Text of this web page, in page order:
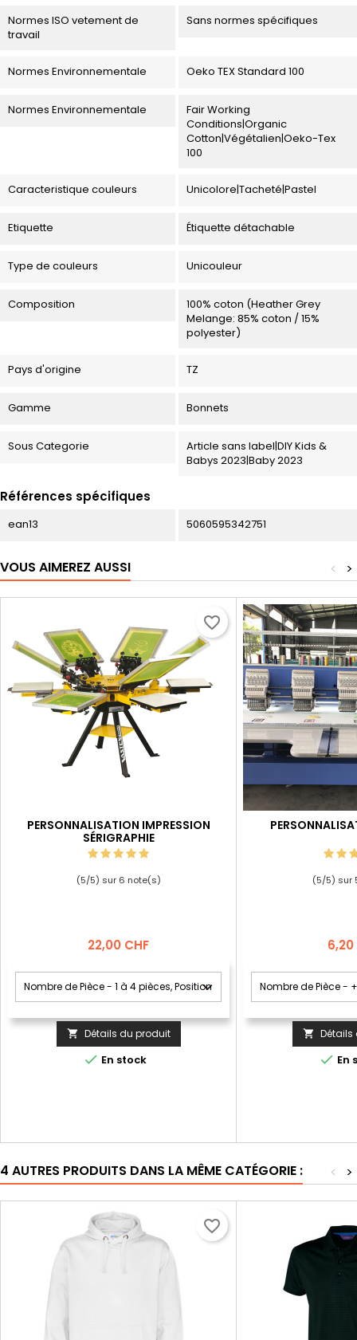
Normes ISO vetement de
travail
Sans normes spécifiques
Normes Environnementale Oeko TEX Standard 100
Normes Environnementale
Fair Working
Conditions|Organic
Cotton|Végétalien|Oeko-Tex
100
Caracteristique couleurs Unicolore|Tacheté|Pastel
Etiquette Étiquette détachable
Type de couleurs Unicouleur
Composition
100% coton (Heather Grey
Melange: 85% coton / 15%
polyester)
Pays d'origine TZ
Gamme Bonnets
Sous Categorie
Article sans label|DIY Kids &
Babys 2023|Baby 2023
Références spécifiques
ean13 5060595342751
VOUS AIMEREZ AUSSI >
<
PERSONNALISATION IMPRESSION
SÉRIGRAPHIE
(5/5) sur 6 note(s)
Prix
22,00 CHF
 Détails du produit
 En stock
favorite_border
(5/5) sur
Prix
6,20
 Détails
 En
4 AUTRES PRODUITS DANS LA MÊME CATÉGORIE : >
<
favorite_border